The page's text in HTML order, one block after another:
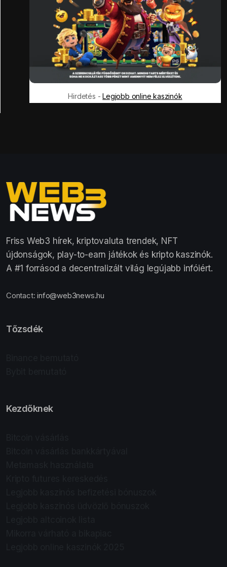
Hirdetés -Legjobb online kaszinók
Friss Web3 hírek, kriptovaluta trendek, NFT
újdonságok, play-to-earn játékok és kripto kaszinók.
A #1 forrásod a decentralizált világ legújabb infóiért.
Contact:info@web3news.hu
Tőzsdék
Kezdőknek